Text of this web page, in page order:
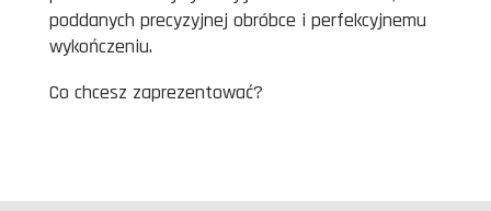
poddanych precyzyjnej obróbce i perfekcyjnemu
wykończeniu.
Co chcesz zaprezentować?